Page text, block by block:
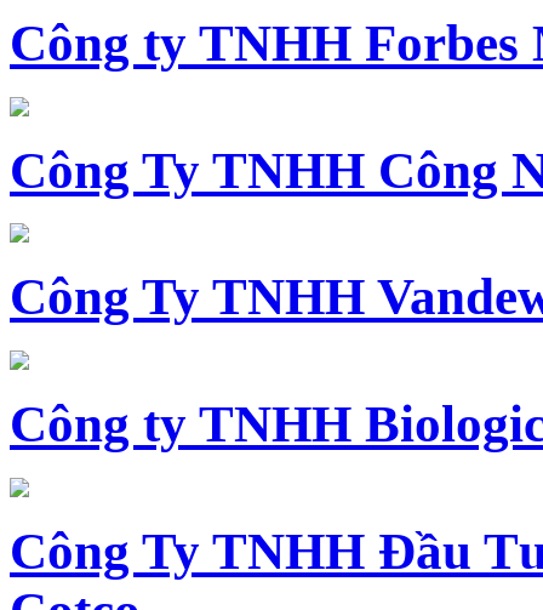
Công ty TNHH
Công Ty TNHH Công
Công Ty TNHH
Công ty TNHH
Công Ty TNHH Đầu